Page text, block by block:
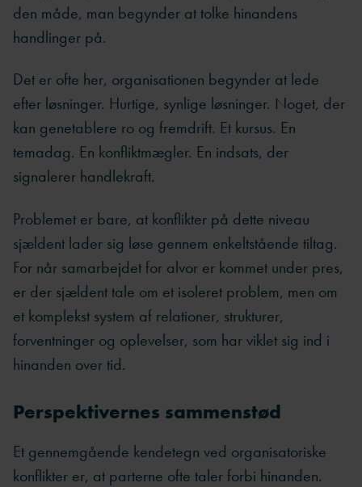
den måde, man begynder at tolke hinandens
handlinger på.
Det er ofte her, organisationen begynder at lede
efter løsninger. Hurtige, synlige løsninger. Noget, der
kan genetablere ro og fremdrift. Et kursus. En
temadag. En konfliktmægler. En indsats, der
signalerer handlekraft.
Problemet er bare, at konflikter på dette niveau
sjældent lader sig løse gennem enkeltstående tiltag.
For når samarbejdet for alvor er kommet under pres,
er der sjældent tale om et isoleret problem, men om
et komplekst system af relationer, strukturer,
forventninger og oplevelser, som har viklet sig ind i
hinanden over tid.
Perspektivernes sammenstød
Et gennemgående kendetegn ved organisatoriske
konflikter er, at parterne ofte taler forbi hinanden.